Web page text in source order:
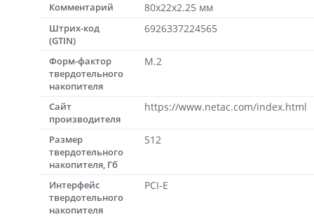
Комментарий 80x22x2.25 мм
Штрих-код
(GTIN)
6926337224565
Форм-фактор
твердотельного
накопителя
M.2
Сайт
производителя
https://www.netac.com/index.html
Размер
твердотельного
накопителя, Гб
512
Интерфейс
твердотельного
накопителя
PCI-E